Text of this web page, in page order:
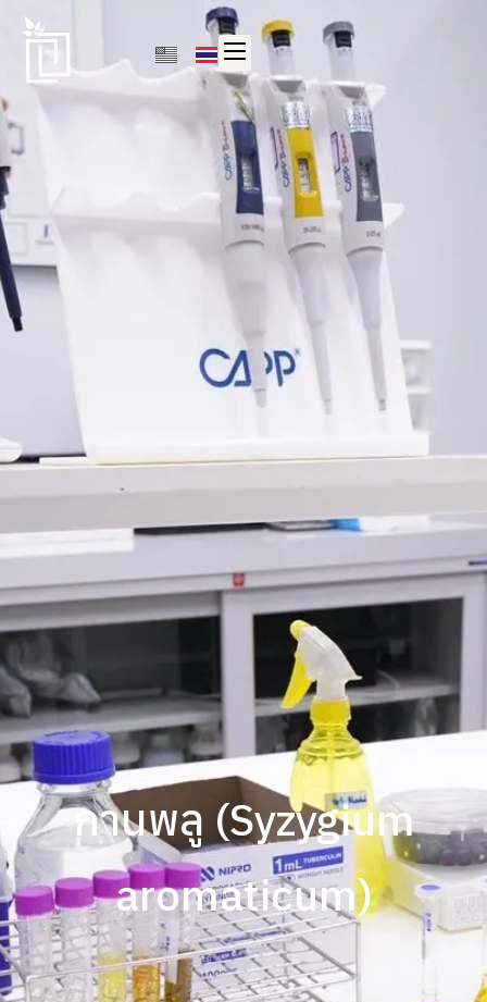
กานพลู (Syzygium
aromaticum)